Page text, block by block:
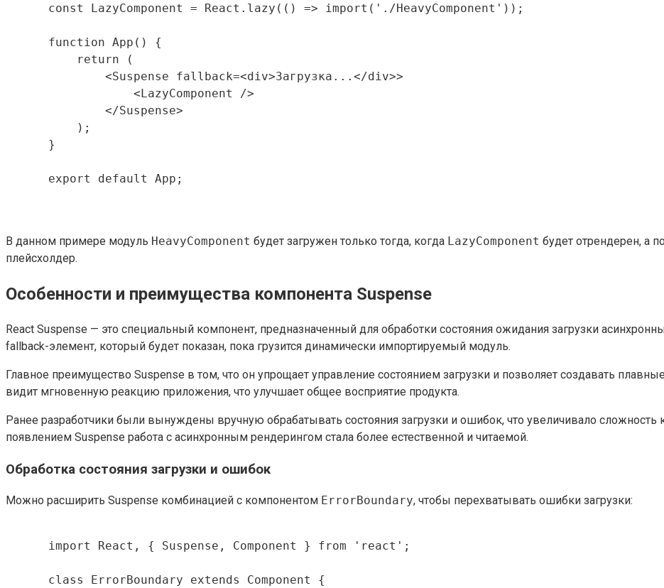
      const LazyComponent = React.lazy(() => import('./HeavyComponent'));
      function App() {
          return (
              <Suspense fallback=<div>Загрузка...</div>>
                  <LazyComponent />
              </Suspense>
          );
      }
      export default App;
В данном примере модуль HeavyComponent будет загружен только тогда, когда LazyComponent будет отрендерен, а
плейсхолдер.
Особенности и преимущества компонента Suspense
React Suspense — это специальный компонент, предназначенный для обработки состояния ожидания загрузки
fallback-элемент, который будет показан, пока грузится динамически импортируемый модуль.
Главное преимущество Suspense в том, что он упрощает управление состоянием загрузки и позволяет создавать
видит мгновенную реакцию приложения, что улучшает общее восприятие продукта.
Ранее разработчики были вынуждены вручную обрабатывать состояния загрузки и ошибок, что увеличивало сложность
появлением Suspense работа с асинхронным рендерингом стала более естественной и читаемой.
Обработка состояния загрузки и ошибок
Можно расширить Suspense комбинацией с компонентом ErrorBoundary, чтобы перехватывать ошибки загрузки:
      import React, { Suspense, Component } from 'react';
      class ErrorBoundary extends Component {